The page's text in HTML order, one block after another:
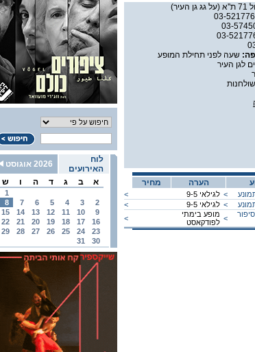
לוח
האירועים
2026 אוגוסט
א
ב ג ד ה ו ש
1
2
3
4
5
6
7
8
9
10
11
12
13
14
15
16
17
18
19
20
21
22
23
24
25
26
27
28
29
30
31
03-
03-
03-
שעה לפני תחילת המופע
לגן העיר
מחיר הערה
< לגילאי 9-5 <
<
לגילאי 9-5 <
<
מופע בימתי
לפודקאסט <